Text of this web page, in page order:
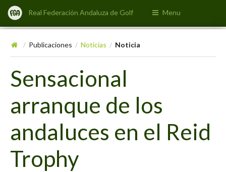
Real Federación Andaluza de Golf Menu
/ Publicaciones / Noticias / Noticia
Sensacional
arranque de los
andaluces en el Reid
Trophy